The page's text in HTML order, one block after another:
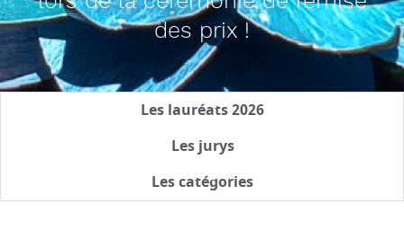
des prix !
Les lauréats 2026
Les jurys
Les catégories